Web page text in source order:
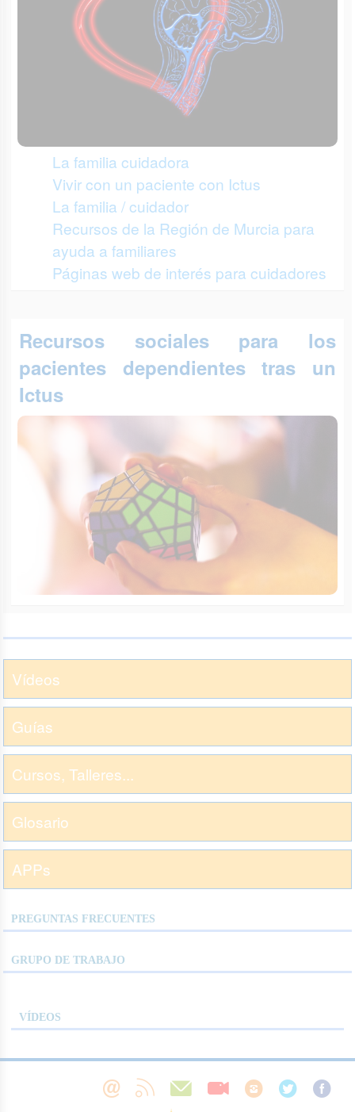
La familia cuidadora
Vivir con un paciente con Ictus
La familia / cuidador
Recursos de la Región de Murcia para
ayuda a familiares
Páginas web de interés para cuidadores
Recursos sociales para los
pacientes dependientes tras un
Ictus
Vídeos
Guías
Cursos, Talleres...
Glosario
APPs
PREGUNTAS FRECUENTES
GRUPO DE TRABAJO
VÍDEOS